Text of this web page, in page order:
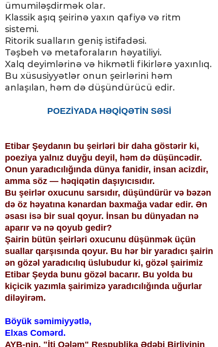
ümumiləşdirmək olar.
Klassik aşıq şeirinə yaxın qafiyə və ritm
sistemi.
Ritorik sualların geniş istifadəsi.
Təşbeh və metaforaların həyatiliyi.
Xalq deyimlərinə və hikmətli fikirlərə yaxınlıq.
Bu xüsusiyyətlər onun şeirlərini həm
anlaşılan, həm də düşündürücü edir.
POEZİYADA HƏQİQƏTİN SƏSİ
Etibar Şeydanın bu şeirləri bir daha göstərir ki,
poeziya yalnız duyğu deyil, həm də düşüncədir.
Onun yaradıcılığında dünya fanidir, insan acizdir,
amma söz — həqiqətin daşıyıcısıdır.
Bu şeirlər oxucunu sarsıdır, düşündürür və bəzən
də öz həyatına kənardan baxmağa vadar edir. Ən
əsası isə bir sual qoyur. İnsan bu dünyadan nə
aparır və nə qoyub gedir?
Şairin bütün şeirləri oxucunu düşünmək üçün
suallar qarşısında qoyur. Bu hər bir yaradıcı şairin
ən gözəl yaradıcılıq üslubudur ki, gözəl şairimiz
Etibar Şeyda bunu gözəl bacarır. Bu yolda bu
kiçicik yazımla şairimizə yaradıcılığında uğurlar
diləyirəm.
Böyük səmimiyyətlə,
Elxas Comərd.
AYB-nin, "İti Qələm" Respublika Ədəbi Birliyinin